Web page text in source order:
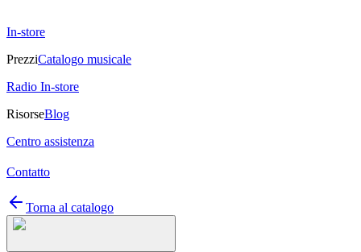
In-store
PrezziCatalogo musicale
Radio In-store
RisorseBlog
Centro assistenza
Contatto
Torna al catalogo